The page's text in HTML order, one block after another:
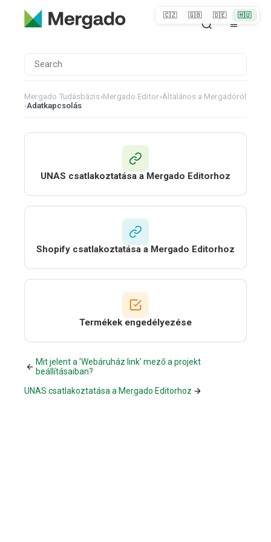
Mergado Tudásbázis›Mergado Editor›Általános a Mergadóról
›Adatkapcsolás
UNAS csatlakoztatása a Mergado Editorhoz
Shopify csatlakoztatása a Mergado Editorhoz
Termékek engedélyezése
Mit jelent a 'Webáruház link' mező a projekt
beállításaiban?
UNAS csatlakoztatása a Mergado Editorhoz
🇨🇿 🇬🇧 🇩🇪 🇭🇺